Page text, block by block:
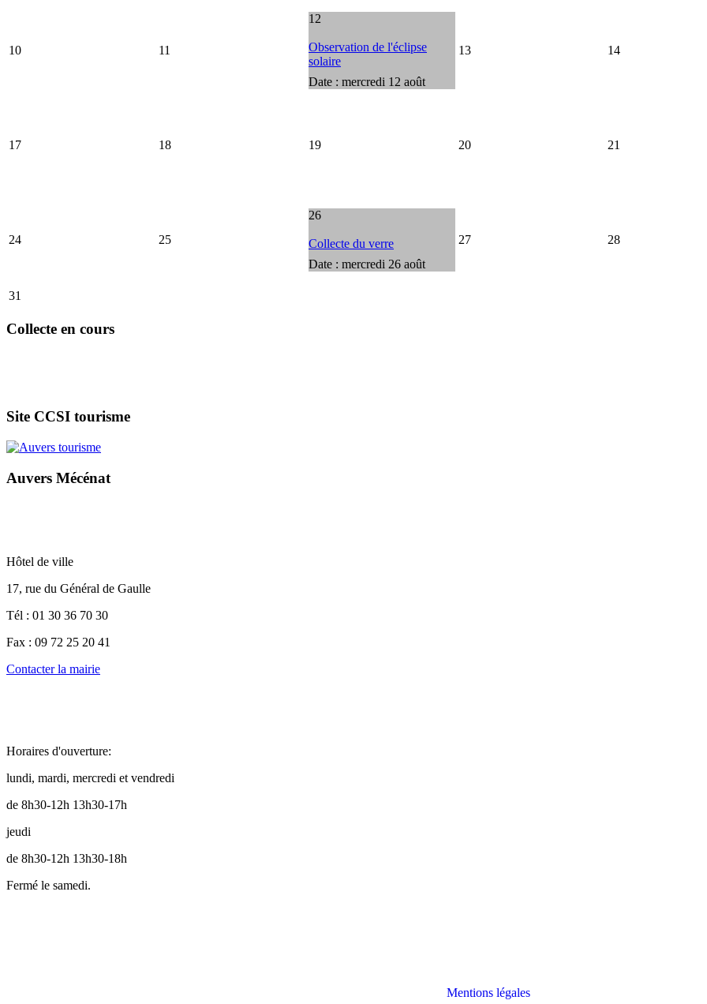
10 11
12
Observation de l'éclipse
solaire
Date : mercredi 12 août
13 14
17 18 19 20 21
24 25
26
Collecte du verre
Date : mercredi 26 août
27 28
31
Collecte en cours
Site CCSI tourisme
Auvers Mécénat
Hôtel de ville
17, rue du Général de Gaulle
Tél : 01 30 36 70 30
Fax : 09 72 25 20 41
Contacter la mairie
Horaires d'ouverture:
lundi, mardi, mercredi et vendredi
de 8h30-12h 13h30-17h
jeudi
de 8h30-12h 13h30-18h
Fermé le samedi.
Mentions légales